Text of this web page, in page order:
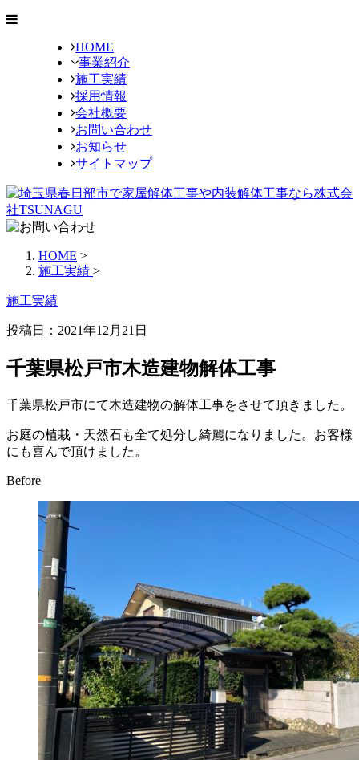
HOME
事業紹介
施工実績
採用情報
会社概要
お問い合わせ
お知らせ
サイトマップ
HOME >
施工実績 >
施工実績
投稿日：2021年12月21日
千葉県松戸市木造建物解体工事
千葉県松戸市にて木造建物の解体工事をさせて頂きました。
お庭の植栽・天然石も全て処分し綺麗になりました。お客様
にも喜んで頂けました。
Before